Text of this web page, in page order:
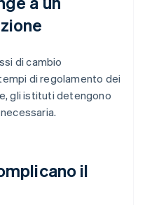
di cambio
di regolamento dei
gli istituti detengono
il